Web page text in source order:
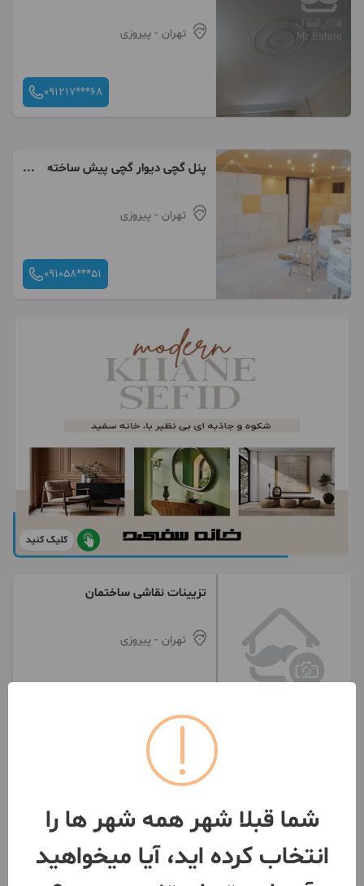
تهران - پیروزی
091217***68
پنل گچی دیوار گچی پیش ساخته
تهران - پیروزی
091058***51
کلیک کنید
تزیینات نقاشی ساختمان
تهران - پیروزی
گچ کار گچکاری لکه گیری خورده
تهران- پیروزی
091242***77
شما قبلا شهر همه شهر ها را
انتخاب کرده اید، آیا میخواهید